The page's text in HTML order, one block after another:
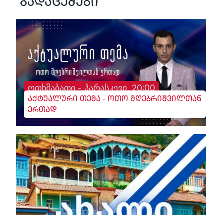
გადაცემები
ოთხშაბათი - პარასკევი, 20:00
აქტუალური თემა - ოთო მღებრიშვილთან
ერთად